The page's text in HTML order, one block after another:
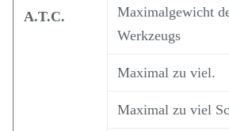
A.T.C.
Maximalgewicht
Werkzeugs
Maximal zu viel.
Maximal zu viel